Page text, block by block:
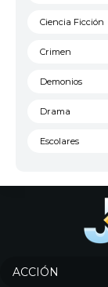
Ciencia Ficción
Crimen
Demonios
Drama
Escolares
ACCIÓN